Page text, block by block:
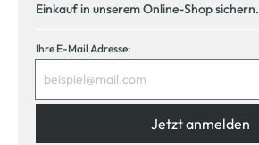
Einkauf in unserem Online-Shop sichern.
Ihre E-Mail Adresse:
Jetzt anmelden